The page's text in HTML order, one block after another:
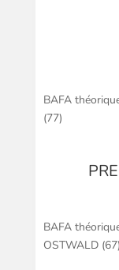
BAFA
(77)
BAFA
OSTWALD (67)